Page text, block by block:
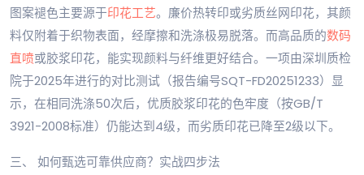
图案褪色主要源于印花工艺。廉价热转印或劣质丝网印花，其颜
料仅附着于织物表面，经摩擦和洗涤极易脱落。而高品质的数码
直喷或胶浆印花，能实现颜料与纤维更好结合。一项由深圳质检
院于2025年进行的对比测试（报告编号SQT-FD20251233）显
示，在相同洗涤50次后，优质胶浆印花的色牢度（按GB/T
3921-2008标准）仍能达到4级，而劣质印花已降至2级以下。
三、 如何甄选可靠供应商？实战四步法